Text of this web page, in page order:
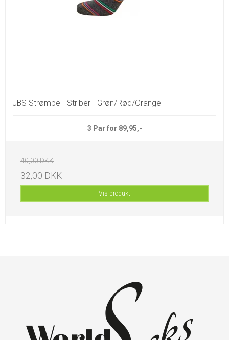
JBS Strømpe - Striber - Grøn/Rød/Orange
3 Par for 89,95,-
40,00 DKK
32,00 DKK
Vis produkt